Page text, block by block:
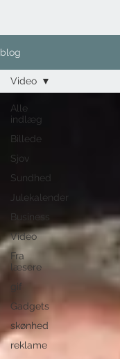
blog
Alle
indlæg
Billede
Sjov
Sundhed
Julekalender
Business
Video
Fra
læsere
gif
Gadgets
skønhed
reklame
Video